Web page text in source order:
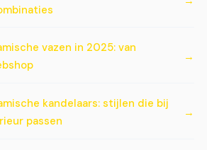
vazen in 2025: van
kandelaars: stijlen die bij
passen